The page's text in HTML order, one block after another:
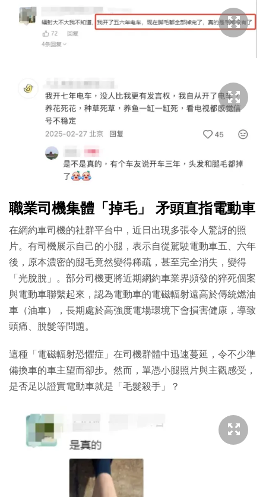
職業司機集體「掉毛」 矛頭直指電動車
在網約車司機的社群平台中，近日出現多張令人驚訝的照
片。有司機展示自己的小腿，表示自從駕駛電動車五、六年
後，原本濃密的腿毛竟然變得稀疏，甚至完全消失，變得
「光脫脫」。部分司機更將近期網約車業界頻發的猝死個案
與電動車聯繫起來，認為電動車的電磁輻射遠高於傳統燃油
車（油車），長期處於高強度電場環境下會損害健康，導致
頭痛、脫髮等問題。
這種「電磁輻射恐懼症」在司機群體中迅速蔓延，令不少準
備換車的車主望而卻步。然而，單憑小腿照片與主觀感受，
是否足以證實電動車就是「毛髮殺手」？